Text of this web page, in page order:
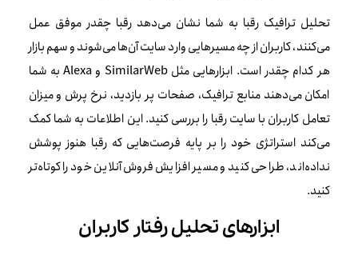
تحلیل ترافیک رقبا به شما نشان می‌دهد رقبا چقدر موفق عمل
می‌کنند، کاربران از چه مسیرهایی وارد سایت آن‌ها می‌شوند و سهم بازار
هر کدام چقدر است. ابزارهایی مثل SimilarWeb و Alexa به شما
امکان می‌دهند منابع ترافیک، صفحات پر بازدید، نرخ پرش و میزان
تعامل کاربران با سایت رقبا را بررسی کنید. این اطلاعات به شما کمک
می‌کند استراتژی خود را بر پایه فرصت‌هایی که رقبا هنوز پوشش
نداده‌اند، طراحی کنید و مسیر افزایش فروش آنلاین خود را کوتاه‌تر
کنید.
ابزارهای تحلیل رفتار کاربران